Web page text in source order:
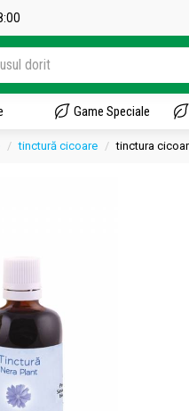
Game Speciale
tinctură cicoare tinctura